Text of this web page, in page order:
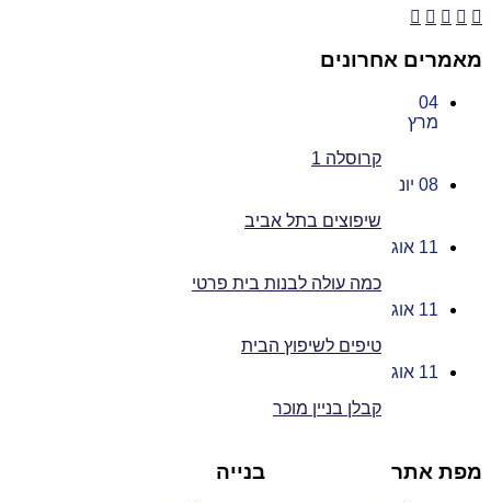
מאמרים אחרונים
04
מרץ
קרוסלה 1
08 יונ
שיפוצים בתל אביב
11 אוג
כמה עולה לבנות בית פרטי
11 אוג
טיפים לשיפוץ הבית
11 אוג
קבלן בניין מוכר
מפת אתר בנייה